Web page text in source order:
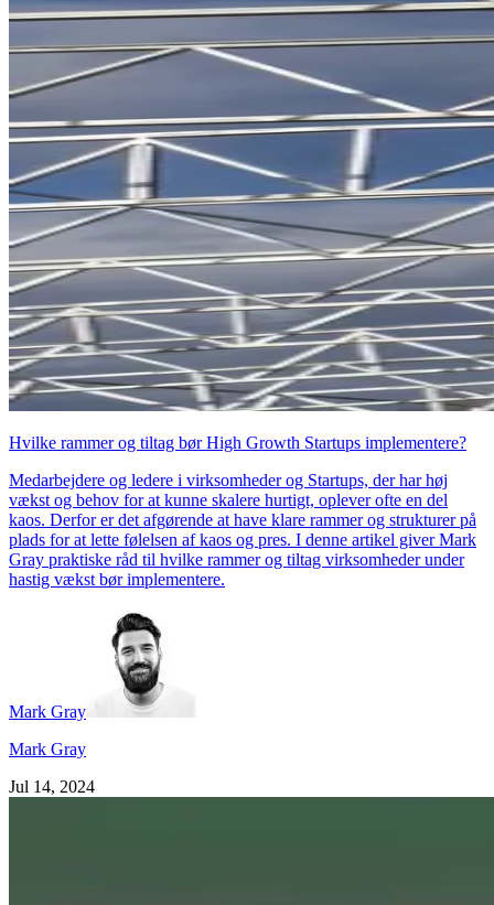
Hvilke rammer og tiltag bør High Growth Startups implementere?
Medarbejdere og ledere i virksomheder og Startups, der har høj
vækst og behov for at kunne skalere hurtigt, oplever ofte en del
kaos. Derfor er det afgørende at have klare rammer og strukturer på
plads for at lette følelsen af kaos og pres. I denne artikel giver Mark
Gray praktiske råd til hvilke rammer og tiltag virksomheder under
hastig vækst bør implementere.
Mark Gray
Mark Gray
Jul 14, 2024